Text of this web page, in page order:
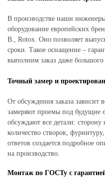
В производстве наши
оборудование европейских
B., Rotox. Оно позволяет
сроки. Такое оснащение –
выполним заказ даже большого
Точный замер и
От обсуждения заказа зависит
замеряют проемы под будущие
обсуждают все детали:
количество створок,
ответов создается подробное
на производство.
Монтаж по ГОСТу с